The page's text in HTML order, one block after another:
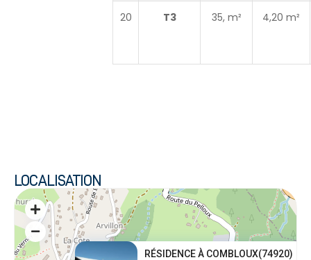
20 T3 35, m² 4,20 m²
LOCALISATION
RÉSIDENCE À COMBLOUX(74920)